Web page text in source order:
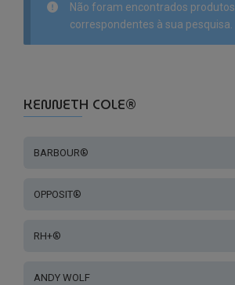
Não foram encontrados produtos
correspondentes à sua pesquisa.
KENNETH COLE®
BARBOUR®
OPPOSIT®
RH+®
ANDY WOLF